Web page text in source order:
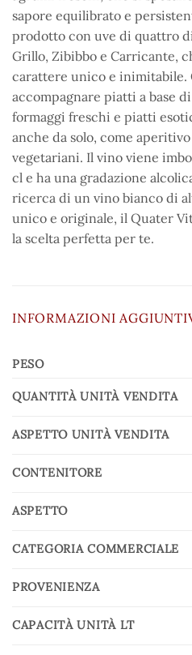
sapore equilibrato e
prodotto con uve di quattro
Grillo, Zibibbo e Carricante,
carattere unico e inimitabile.
accompagnare piatti a base
formaggi freschi e piatti
anche da solo, come
vegetariani. Il vino viene
cl e ha una gradazione
ricerca di un vino bianco di
unico e originale, il Quater
la scelta perfetta per te.
INFORMAZIONI
PESO
QUANTITÀ UNITÀ VENDITA
ASPETTO UNITÀ VENDITA
CONTENITORE
ASPETTO
CATEGORIA COMMERCIALE
PROVENIENZA
CAPACITÀ UNITÀ LT